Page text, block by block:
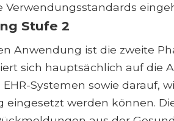
Verwendungsstandards
Stufe 2
Anwendung ist die zweite
sich hauptsächlich auf die
Systemen sowie darauf,
werden können.